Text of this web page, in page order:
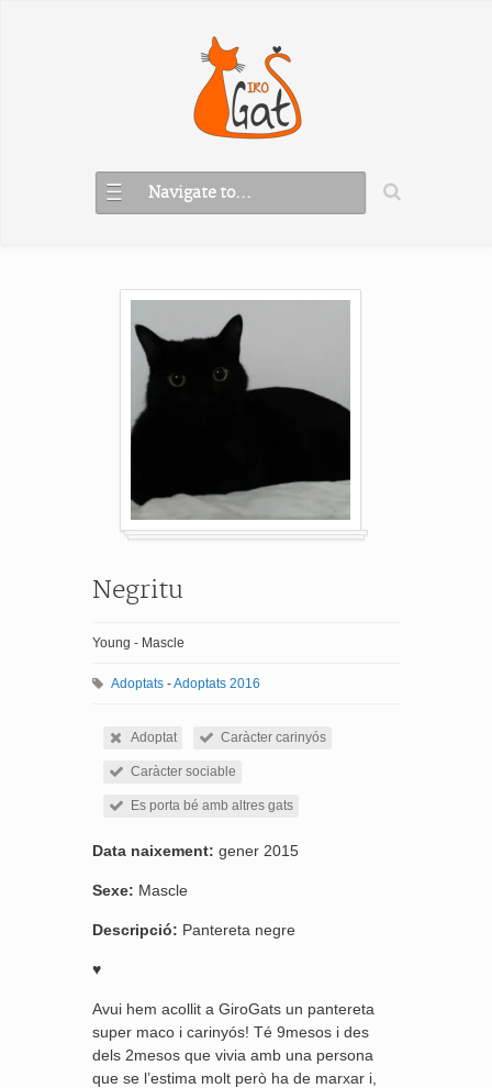
Navigate to...
Negritu
Young - Mascle
Adoptats -Adoptats 2016
Adoptat Caràcter carinyós
Caràcter sociable
Es porta bé amb altres gats
Data naixement: gener 2015
Sexe: Mascle
Descripció: Pantereta negre
♥
Avui hem acollit a GiroGats un pantereta
super maco i carinyós! Té 9mesos i des
dels 2mesos que vivia amb una persona
que se l’estima molt però ha de marxar i,